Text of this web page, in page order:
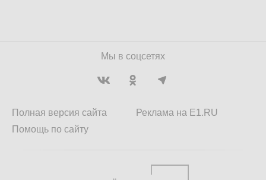
Мы в соцсетях
Полная версия сайта
Помощь по сайту
Реклама на E1.RU